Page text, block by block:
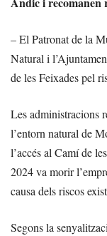
– El Patronat de la
Natural i
de les Feixades pel
Les administracions
l’entorn natural de
l’accés al Camí de
2024 va morir
causa dels riscos
Segons la